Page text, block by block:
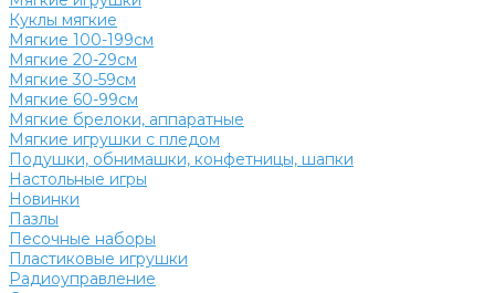
Куклы мягкие
Мягкие 100-199см
Мягкие 20-29см
Мягкие 30-59см
Мягкие 60-99см
Мягкие брелоки, аппаратные
Мягкие игрушки с пледом
Подушки, обнимашки, конфетницы, шапки
Настольные игры
Новинки
Пазлы
Песочные наборы
Пластиковые игрушки
Радиоуправление